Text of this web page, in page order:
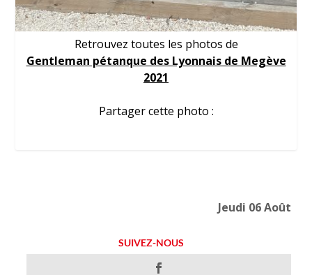
Retrouvez toutes les photos de
Gentleman pétanque des Lyonnais de Megève
2021
Partager cette photo :
Jeudi 06 Août
SUIVEZ-NOUS